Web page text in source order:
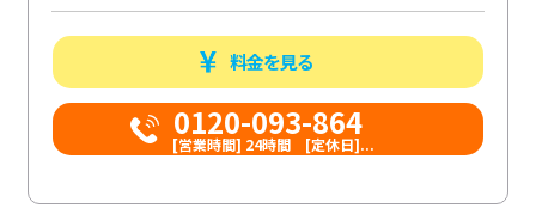
料金を見る
0120-093-864
[営業時間] 24時間 [定休日]...